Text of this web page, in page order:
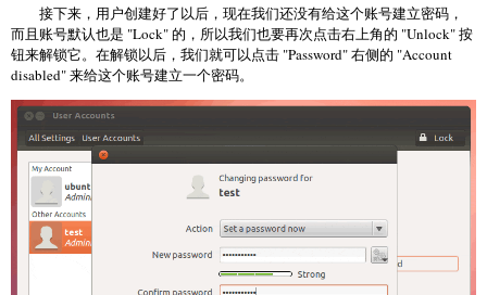
接下来，用户创建好了以后，现在我们还没有给这个账号建立密码，
而且账号默认也是 "Lock" 的，所以我们也要再次点击右上角的 "Unlock" 按
钮来解锁它。在解锁以后，我们就可以点击 "Password" 右侧的 "Account
disabled" 来给这个账号建立一个密码。